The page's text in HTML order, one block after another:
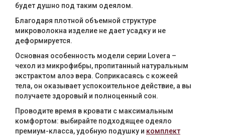
будет душно под таким одеялом.
Благодаря плотной объемной структуре
микроволокна изделие не дает усадку и не
деформируется.
Основная особенность модели серии Lovera –
чехол из микрофибры, пропитанный натуральным
экстрактом алоэ вера. Соприкасаясь с кожеей
тела, он оказывает успокоительное действие, а вы
получаете здоровый и полноценный сон.
Проводите время в кровати с максимальным
комфортом: выбирайте подходящее одеяло
премиум-класса, удобную подушку и комплект